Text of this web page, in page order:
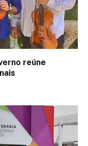
reúne